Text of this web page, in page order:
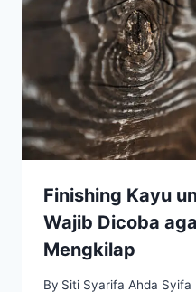
Finishing Kayu
Wajib Dicoba
Mengkilap
By Siti Syarifa Ahda Syifa